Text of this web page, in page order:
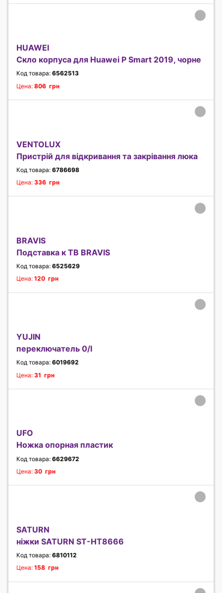
HUAWEI
Скло корпуса для Huawei P Smart 2019, чорне
Код товара: 6562513
Цена: 806 грн
VENTOLUX
Пристрій для відкривання та закрівання люка
Код товара: 6786698
Цена: 336 грн
BRAVIS
Подставка к ТВ BRAVIS
Код товара: 6525629
Цена: 120 грн
YUJIN
переключатель 0/I
Код товара: 6019692
Цена: 31 грн
UFO
Ножка опорная пластик
Код товара: 6629672
Цена: 30 грн
SATURN
ніжки SATURN ST-HT8666
Код товара: 6810112
Цена: 158 грн